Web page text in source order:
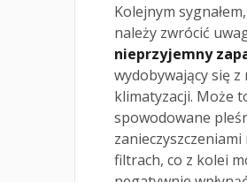
Kolejnym
należy zwrócić
nieprzyjemny
wydobywający się z
klimatyzacji. Może
spowodowane
zanieczyszczeniami
filtrach, co z kolei